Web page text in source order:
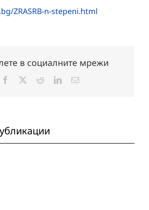
ZRASRB-n-stepeni.html
в социалните мрежи
Facebook RedditLinkedInЕлектронна